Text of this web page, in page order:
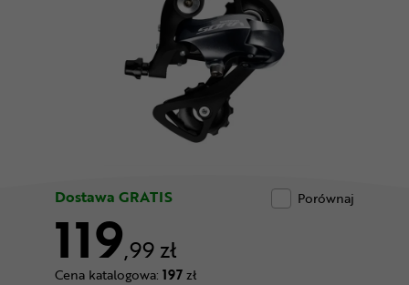
Dostawa GRATIS Porównaj
119,99 zł
Cena katalogowa: 197zł